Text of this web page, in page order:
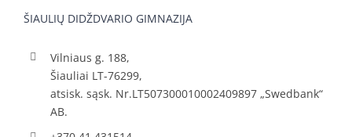
ŠIAULIŲ DIDŽDVARIO GIMNAZIJA
Vilniaus g. 188,
Šiauliai LT-76299,
atsisk. sąsk. Nr.LT507300010002409897 „Swedbank“
AB.